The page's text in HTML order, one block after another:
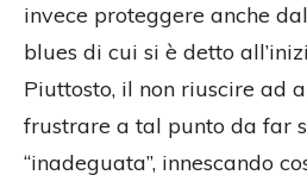
invece proteggere anche
blues di cui si è detto
Piuttosto, il non riuscire ad
frustrare a tal punto da far
“inadeguata”, innescando